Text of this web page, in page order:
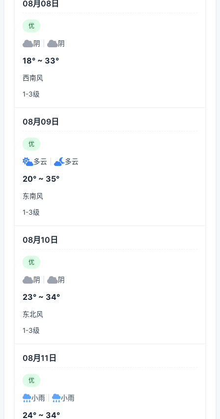
08月08日
优
阴 阴
18° ~ 33°
西南风
1-3级
08月09日
优
多云 多云
20° ~ 35°
东南风
1-3级
08月10日
优
阴 阴
23° ~ 34°
东北风
1-3级
08月11日
优
小雨 小雨
24° ~ 34°